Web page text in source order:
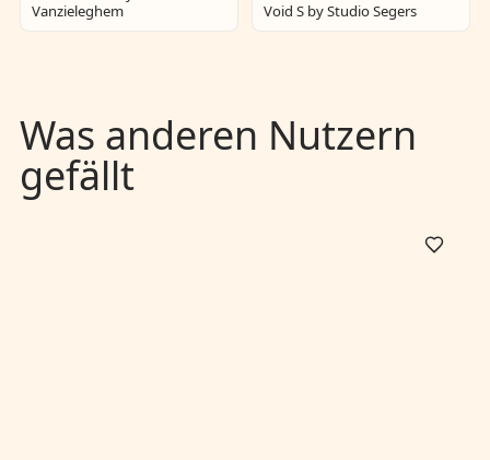
Vanzieleghem
Void S by Studio Segers
Was anderen Nutzern
gefällt